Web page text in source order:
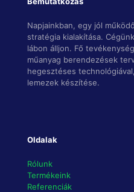
Napjainkban, egy jól
stratégia kialakítása.
lábon álljon. Fő
műanyag berendezések
hegesztéses
lemezek készítése.
Oldalak
Rólunk
Termékeink
Referenciák